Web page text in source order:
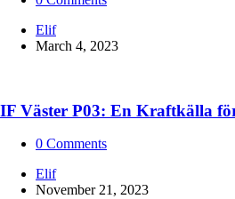
Posted
by
Elif
March 4, 2023
IF Väster P03: En Kraftkälla
0 Comments
Posted
by
Elif
November 21, 2023